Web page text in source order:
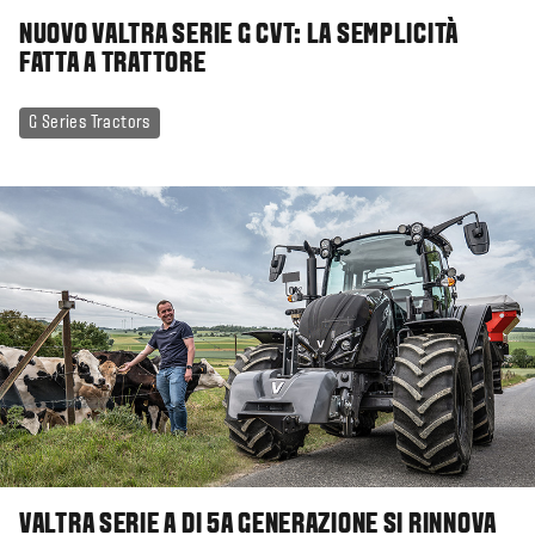
NUOVO VALTRA SERIE G CVT: LA SEMPLICITÀ
FATTA A TRATTORE
G Series Tractors
VALTRA SERIE A DI 5A GENERAZIONE SI RINNOVA